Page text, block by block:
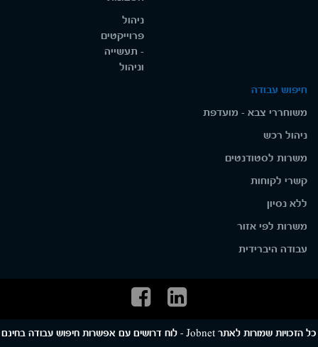
ניהול
פרוייקטים
- תעשייה
וניהול
חיפוש עבודה
משוחררי צבא - מועדפת
ניהול רכש
משרות לסטודנטים
קשרי לקוחות
ללא נסיון
משרות לפי אזור
עבודה היברידית
כל הזכויות שמורות לאתר Jobnet - לוח דרושים עם אפשרות חיפוש עבודה בחינם